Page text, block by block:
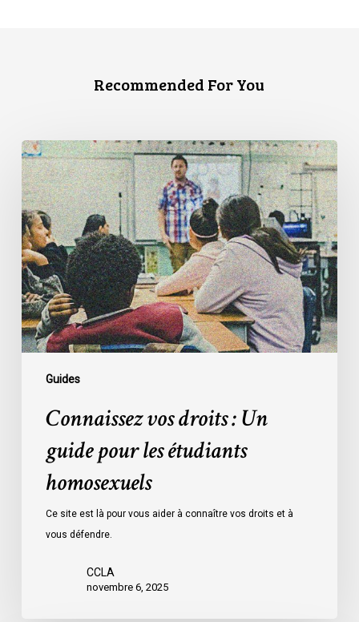
Recommended For You
Guides
Connaissez
vos
droits
:
Un
guide
pour
les
étudiants
homosexuels
Connaissez vos droits : Un
guide pour les étudiants
homosexuels
Ce site est là pour vous aider à connaître vos droits et à
vous défendre.
CCLA
novembre 6, 2025